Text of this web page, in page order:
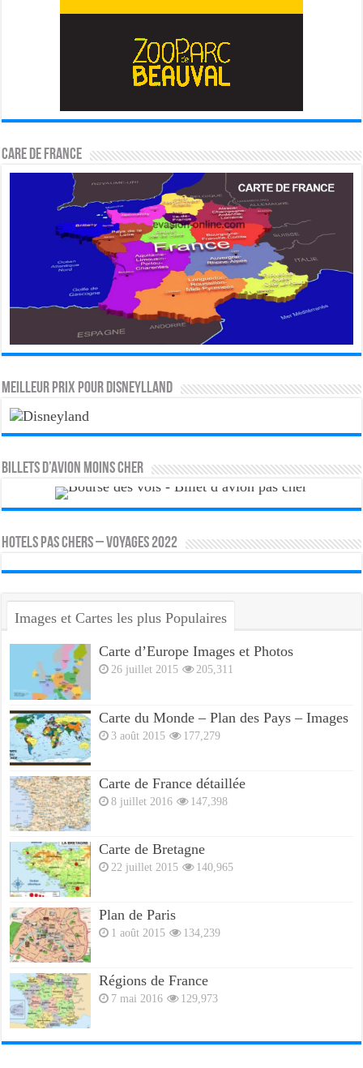
CARE DE FRANCE
MEILLEUR PRIX POUR DISNEYLLAND
Billets d’avion moins cher
HOTELS PAS CHERS – VOYAGES 2022
Images et Cartes les plus Populaires
Carte d’Europe Images et Photos
26 juillet 2015 205,311
Carte du Monde – Plan des Pays – Images
3 août 2015 177,279
Carte de France détaillée
8 juillet 2016 147,398
Carte de Bretagne
22 juillet 2015 140,965
Plan de Paris
1 août 2015 134,239
Régions de France
7 mai 2016 129,973